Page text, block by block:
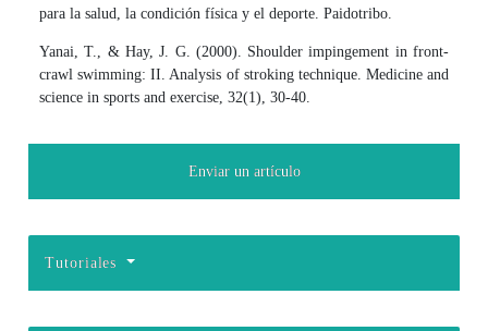
para la salud, la condición física y el deporte. Paidotribo.
Yanai, T., & Hay, J. G. (2000). Shoulder impingement in front-
crawl swimming: II. Analysis of stroking technique. Medicine and
science in sports and exercise, 32(1), 30-40.
Enviar un artículo
Tutoriales